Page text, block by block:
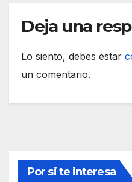
Deja una
Lo siento, debes estar
un comentario.
Por si te interesa